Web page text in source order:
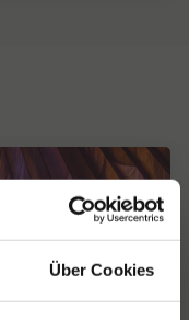
Über Cookies